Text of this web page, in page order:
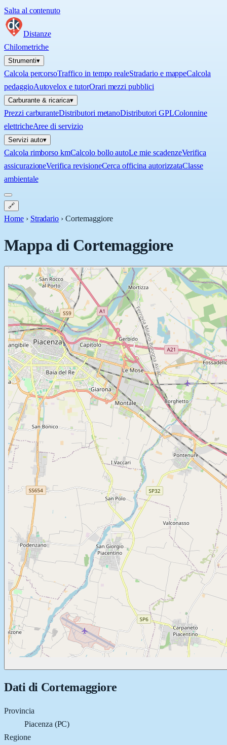
Salta al contenuto
Distanze
Chilometriche
Strumenti▾
Calcola percorsoTraffico in tempo realeStradario e mappeCalcola
pedaggioAutovelox e tutorOrari mezzi pubblici
Carburante & ricarica▾
Prezzi carburanteDistributori metanoDistributori GPLColonnine
elettricheAree di servizio
Servizi auto▾
Calcola rimborso kmCalcolo bollo autoLe mie scadenzeVerifica
assicurazioneVerifica revisioneCerca officina autorizzataClasse
ambientale
🔗
Home › Stradario ›Cortemaggiore
Mappa di Cortemaggiore
Dati di Cortemaggiore
Provincia
Piacenza (PC)
Regione